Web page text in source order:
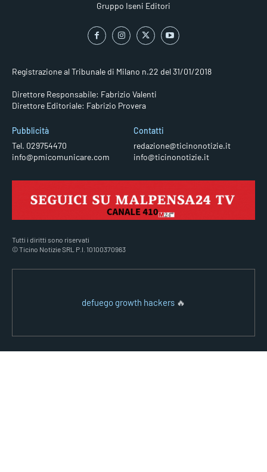
Gruppo Iseni Editori
Registrazione al Tribunale di Milano n.22 del 31/01/2018
Direttore Responsabile: Fabrizio Valenti
Direttore Editoriale: Fabrizio Provera
Pubblicità
Tel. 029754470
info@pmicomunicare.com
Contatti
redazione@ticinonotizie.it
info@ticinonotizie.it
Tutti i diritti sono riservati
© Ticino Notizie SRL P.I. 10100370963
defuego growth hackers 🔥